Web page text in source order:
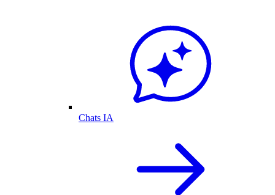
Chats IA